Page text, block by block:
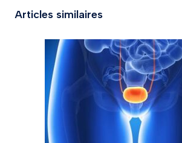
Articles similaires